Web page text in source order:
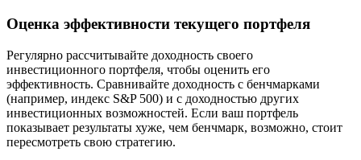
Оценка эффективности текущего портфеля
Регулярно рассчитывайте доходность своего
инвестиционного портфеля, чтобы оценить его
эффективность. Сравнивайте доходность с бенчмарками
(например, индекс S&P 500) и с доходностью других
инвестиционных возможностей. Если ваш портфель
показывает результаты хуже, чем бенчмарк, возможно, стоит
пересмотреть свою стратегию.